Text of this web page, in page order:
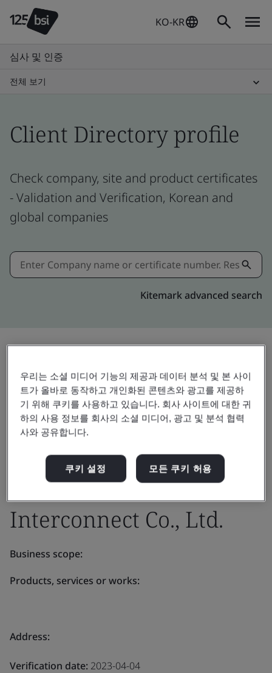
KO-KR
심사 및 인증
전체 보기
Client Directory profile
Check company, site and product certificates
- Validation and Verification, Korean and
global companies
Kitemark advanced search
공유: 초대
Dongguan Molex
Interconnect Co., Ltd.
Business scope:
Products, services or works:
Address:
Verification date: 2023-04-04
우리는 소셜 미디어 기능의 제공과 데이터 분석 및 본 사이
트가 올바로 동작하고 개인화된 콘텐츠와 광고를 제공하
기 위해 쿠키를 사용하고 있습니다. 회사 사이트에 대한 귀
하의 사용 정보를 회사의 소셜 미디어, 광고 및 분석 협력
사와 공유합니다.
쿠키 설정 모든 쿠키 허용